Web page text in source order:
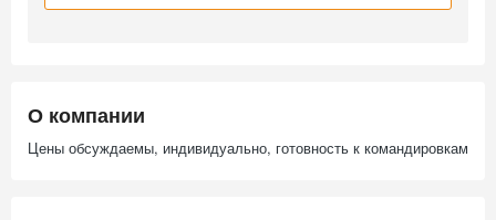
О компании
Цены обсуждаемы, индивидуально, готовность к командировкам